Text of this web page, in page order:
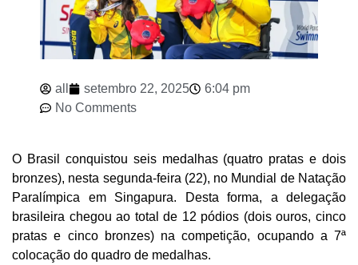
all setembro 22, 2025
6:04 pm
No Comments
O Brasil conquistou seis medalhas (quatro pratas e dois
bronzes), nesta segunda-feira (22), no Mundial de Natação
Paralímpica em Singapura. Desta forma, a delegação
brasileira chegou ao total de 12 pódios (dois ouros, cinco
pratas e cinco bronzes) na competição, ocupando a 7ª
colocação do quadro de medalhas.